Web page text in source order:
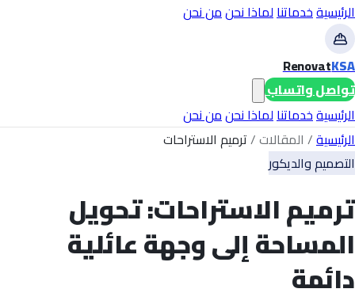
الرئيسيةخدماتنالماذا نحنمن نحن
RenovatKSA
تواصل واتساب
الرئيسيةخدماتنالماذا نحنمن نحن
الرئيسية/ المقالات/ترميم الاستراحات
التصميم والديكور
ترميم الاستراحات: تحويل
المساحة إلى وجهة عائلية
دائمة